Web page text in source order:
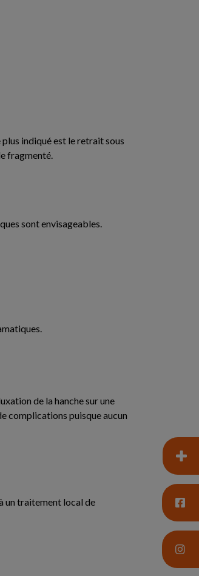
indiqué est le retrait sous
fragmenté.
sont envisageables.
de la hanche sur une
complications puisque aucun
un traitement local de